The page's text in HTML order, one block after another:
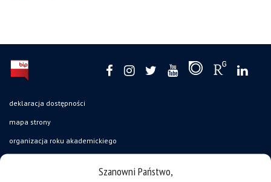
Szanowni Państwo,
deklaracja dostępności
mapa strony
organizacja roku akademickiego